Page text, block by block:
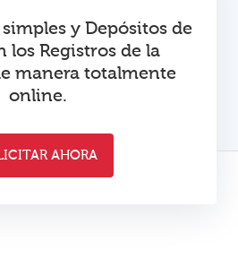
y Depósitos de
los Registros de la
manera totalmente
online.
AHORA